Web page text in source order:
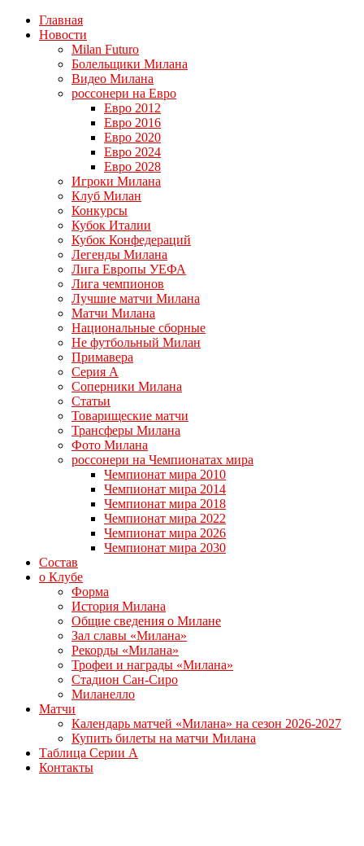
Главная
Новости
Milan Futuro
Болельщики Милана
Видео Милана
россонери на Евро
Евро 2012
Евро 2016
Евро 2020
Евро 2024
Евро 2028
Игроки Милана
Клуб Милан
Конкурсы
Кубок Италии
Кубок Конфедераций
Легенды Милана
Лига Европы УЕФА
Лига чемпионов
Лучшие матчи Милана
Матчи Милана
Национальные сборные
Не футбольный Милан
Примавера
Серия А
Соперники Милана
Статьи
Товарищеские матчи
Трансферы Милана
Фото Милана
россонери на Чемпионатах мира
Чемпионат мира 2010
Чемпионат мира 2014
Чемпионат мира 2018
Чемпионат мира 2022
Чемпионат мира 2026
Чемпионат мира 2030
Состав
о Клубе
Форма
История Милана
Общие сведения о Милане
Зал славы «Милана»
Рекорды «Милана»
Трофеи и награды «Милана»
Стадион Сан-Сиро
Миланелло
Матчи
Календарь матчей «Милана» на сезон 2026-2027
Купить билеты на матчи Милана
Таблица Серии А
Контакты